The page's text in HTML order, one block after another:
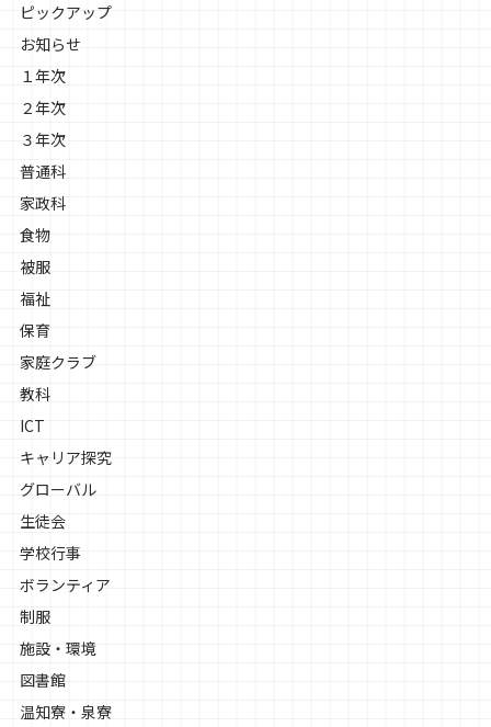
ピックアップ
お知らせ
１年次
２年次
３年次
普通科
家政科
食物
被服
福祉
保育
家庭クラブ
教科
ICT
キャリア探究
グローバル
生徒会
学校行事
ボランティア
制服
施設・環境
図書館
温知寮・泉寮